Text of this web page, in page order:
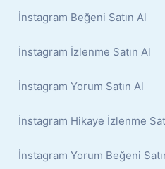
İnstagram Beğeni Satın Al
İnstagram İzlenme Satın Al
İnstagram Yorum Satın Al
İnstagram Hikaye İzlenme
İnstagram Yorum Beğeni